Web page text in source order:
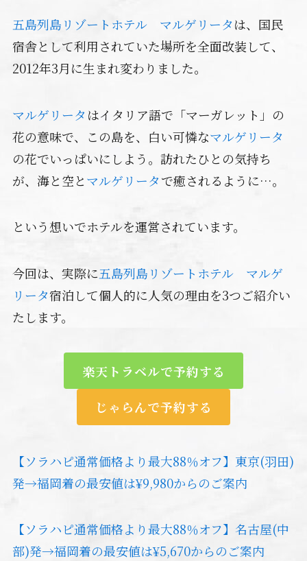
五島列島リゾートホテル マルゲリータは、国民
宿舎として利用されていた場所を全面改装して、
2012年3月に生まれ変わりました。
マルゲリータはイタリア語で「マーガレット」の
花の意味で、この島を、白い可憐なマルゲリータ
の花でいっぱいにしよう。訪れたひとの気持ち
が、海と空とマルゲリータで癒されるように…。
という想いでホテルを運営されています。
今回は、実際に五島列島リゾートホテル マルゲ
リータ宿泊して個人的に人気の理由を3つご紹介い
たします。
楽天トラベルで予約する
じゃらんで予約する
【ソラハピ通常価格より最大88％オフ】東京(羽田)
発→福岡着の最安値は¥9,980からのご案内
【ソラハピ通常価格より最大88％オフ】名古屋(中
部)発→福岡着の最安値は¥5,670からのご案内